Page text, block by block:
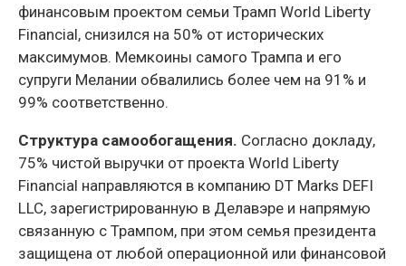
финансовым проектом семьи Трамп World Liberty
Financial, снизился на 50% от исторических
максимумов. Мемкоины самого Трампа и его
супруги Мелании обвалились более чем на 91% и
99% соответственно.
Структура самообогащения. Согласно докладу,
75% чистой выручки от проекта World Liberty
Financial направляются в компанию DT Marks DEFI
LLC, зарегистрированную в Делавэре и напрямую
связанную с Трампом, при этом семья президента
защищена от любой операционной или финансовой